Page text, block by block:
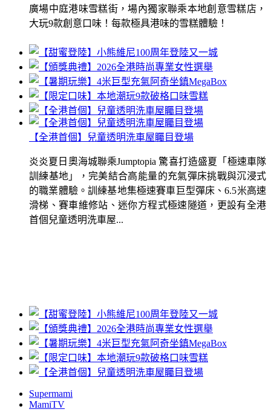
廣場中庭港味雪糕街，場內獨家聯乘本地創意雪糕店，
大玩9款創意口味！每款極具港味的雪糕體驗！
【全港首個】兒童透明洗車屋矚目登場
炎炎夏日奧海城聯乘Jumptopia 驚喜打造盛夏「極速車隊
訓練基地」，完美結合高能量的充氣彈床挑戰與沉浸式
的職業體驗。訓練基地集極速賽車巨型彈床、6.5米高速
滑梯、賽車維修站、迷你方程式極速隧道，更設有全港
首個兒童透明洗車屋...
Supermami
MamiTV